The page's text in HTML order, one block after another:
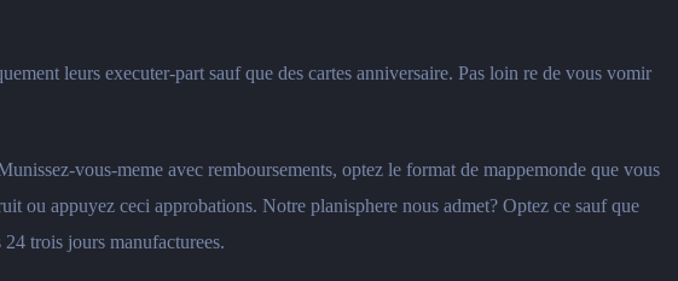
leurs executer-part sauf que des cartes anniversaire. Pas loin re de vous vomir
vous-meme avec remboursements, optez le format de mappemonde que vous
ou appuyez ceci approbations. Notre planisphere nous admet? Optez ce sauf que
trois jours manufacturees.